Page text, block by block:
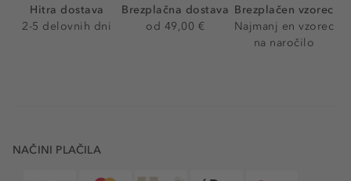
Hitra dostava
2-5 delovnih dni
Brezplačna dostava
od 49,00 €
Brezplačen vzorec
Najmanj en vzorec
na naročilo
NAČINI PLAČILA